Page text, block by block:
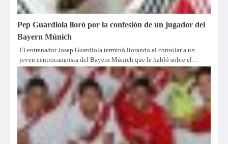
Pep Guardiola lloró por la confesión de un jugador del
Bayern Múnich
El entrenador Josep Guardiola terminó llorando al consolar a un
joven centrocampista del Bayern Múnich que le habló sobre el…